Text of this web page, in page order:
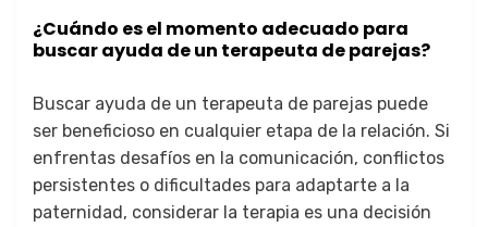
¿Cuándo es el momento adecuado para
buscar ayuda de un terapeuta de parejas?
Buscar ayuda de un terapeuta de parejas puede
ser beneficioso en cualquier etapa de la relación. Si
enfrentas desafíos en la comunicación, conflictos
persistentes o dificultades para adaptarte a la
paternidad, considerar la terapia es una decisión